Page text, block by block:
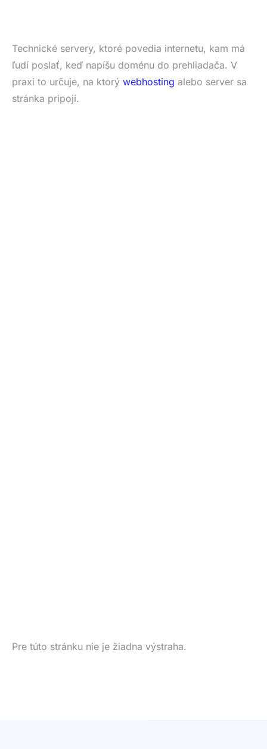
Technické servery, ktoré povedia internetu, kam má
ľudí poslať, keď napíšu doménu do prehliadača. V
praxi to určuje, na ktorý webhosting alebo server sa
stránka pripojí.
Pre túto stránku nie je žiadna výstraha.